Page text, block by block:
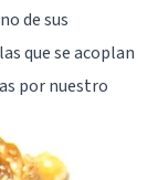
de sus
que se acoplan
por nuestro